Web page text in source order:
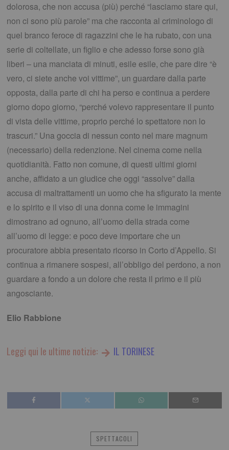
dolorosa, che non accusa (più) perché “lasciamo stare qui,
non ci sono più parole” ma che racconta al criminologo di
quel branco feroce di ragazzini che le ha rubato, con una
serie di coltellate, un figlio e che adesso forse sono già
liberi – una manciata di minuti, esile esile, che pare dire “è
vero, ci siete anche voi vittime”, un guardare dalla parte
opposta, dalla parte di chi ha perso e continua a perdere
giorno dopo giorno, “perché volevo rappresentare il punto
di vista delle vittime, proprio perché lo spettatore non lo
trascuri.” Una goccia di nessun conto nel mare magnum
(necessario) della redenzione. Nel cinema come nella
quotidianità. Fatto non comune, di questi ultimi giorni
anche, affidato a un giudice che oggi “assolve” dalla
accusa di maltrattamenti un uomo che ha sfigurato la mente
e lo spirito e il viso di una donna come le immagini
dimostrano ad ognuno, all’uomo della strada come
all’uomo di legge: e poco deve importare che un
procuratore abbia presentato ricorso in Corto d’Appello. Si
continua a rimanere sospesi, all’obbligo del perdono, a non
guardare a fondo a un dolore che resta il primo e il più
angosciante.
Elio Rabbione
Leggi qui le ultime notizie: IL TORINESE
SPETTACOLI